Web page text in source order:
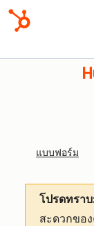
แบบฟอร์ม
โปรดทรา
สะดวกขอ